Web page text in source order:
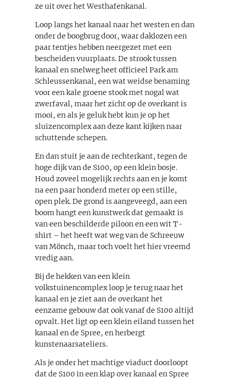
ze uit over het Westhafenkanal.
Loop langs het kanaal naar het westen en dan
onder de boogbrug door, waar daklozen een
paar tentjes hebben neergezet met een
bescheiden vuurplaats. De strook tussen
kanaal en snelweg heet officieel Park am
Schleussenkanal, een wat weidse benaming
voor een kale groene stook met nogal wat
zwerfaval, maar het zicht op de overkant is
mooi, en als je geluk hebt kun je op het
sluizencomplex aan deze kant kijken naar
schuttende schepen.
En dan stuit je aan de rechterkant, tegen de
hoge dijk van de S100, op een klein bosje.
Houd zoveel mogelijk rechts aan en je komt
na een paar honderd meter op een stille,
open plek. De grond is aangeveegd, aan een
boom hangt een kunstwerk dat gemaakt is
van een beschilderde piloon en een wit T-
shirt – het heeft wat weg van de Schreeuw
van Mönch, maar toch voelt het hier vreemd
vredig aan.
Bij de hekken van een klein
volkstuinencomplex loop je terug naar het
kanaal en je ziet aan de overkant het
eenzame gebouw dat ook vanaf de S100 altijd
opvalt. Het ligt op een klein eiland tussen het
kanaal en de Spree, en herbergt
kunstenaarsateliers.
Als je onder het machtige viaduct doorloopt
dat de S100 in een klap over kanaal en Spree